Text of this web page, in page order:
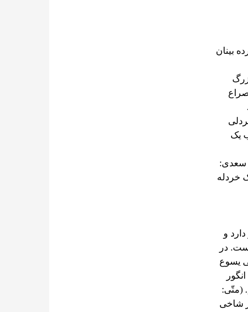
بینان
یک
سعدی:
خردله
و
در
(متّی: ۵۲ و مَرقُس: ۹۷) زمانی یسوع
(متّی:
شاخی